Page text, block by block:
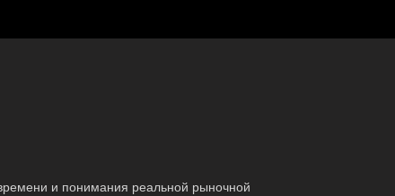
и понимания реальной рыночной